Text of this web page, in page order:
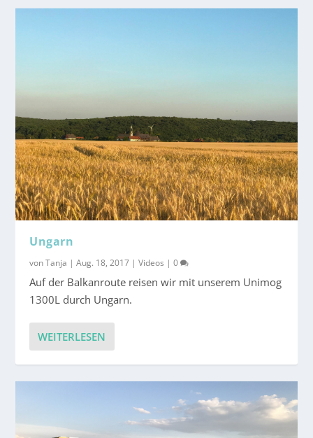
Ungarn
vonTanja |Aug. 18, 2017 |Videos |0
Auf der Balkanroute reisen wir mit unserem Unimog
1300L durch Ungarn.
WEITERLESEN